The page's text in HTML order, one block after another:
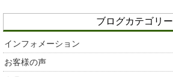
ブログカテゴリー
インフォメーション
お客様の声